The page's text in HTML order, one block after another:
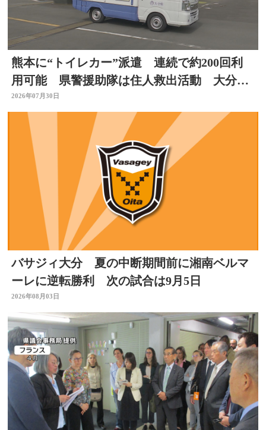
熊本に“トイレカー”派遣 連続で約200回利
用可能 県警援助隊は住人救出活動 大分か
ら支援の輪広がる
2026年07月30日
バサジィ大分 夏の中断期間前に湘南ベルマ
ーレに逆転勝利 次の試合は9月5日
2026年08月03日